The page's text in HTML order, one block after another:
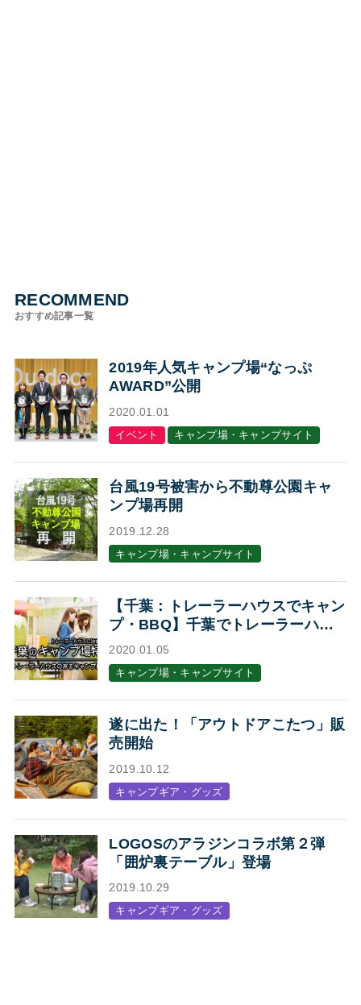
RECOMMEND
おすすめ記事一覧
2019年人気キャンプ場“なっぷ
AWARD”公開
2020.01.01
イベント キャンプ場・キャンプサイト
台風19号被害から不動尊公園キャ
ンプ場再開
2019.12.28
キャンプ場・キャンプサイト
【千葉：トレーラーハウスでキャン
プ・BBQ】千葉でトレーラーハウ
スに泊まれるキャンプ場・BBQ場7
選
2020.01.05
キャンプ場・キャンプサイト
遂に出た！「アウトドアこたつ」販
売開始
2019.10.12
キャンプギア・グッズ
LOGOSのアラジンコラボ第２弾
「囲炉裏テーブル」登場
2019.10.29
キャンプギア・グッズ